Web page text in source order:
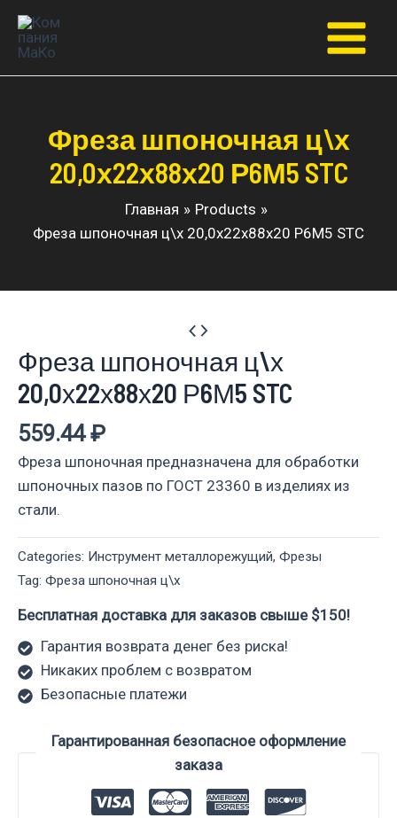
Перейти
содержимому
Main
Фреза шпоночная ц\х
20,0х22х88х20 Р6М5 STC
Главная
Products
Фреза шпоночная ц\х 20,0х22х88х20 Р6М5 STC
Фреза шпоночная ц\х
20,0х22х88х20 Р6М5 STC
559.44₽
Фреза шпоночная предназначена для обработки
шпоночных пазов по ГОСТ 23360 в изделиях из
стали.
Categories: Инструмент металлорежущий, Фрезы
Tag: Фреза шпоночная ц\х
Бесплатная доставка для заказов свыше $150!
Гарантия возврата денег без риска!
Никаких проблем с возвратом
Безопасные платежи
Гарантированная безопасное оформление
заказа